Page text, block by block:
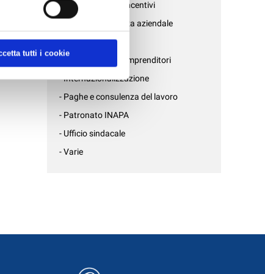
tutti i cookie
- Credito, bandi e incentivi
- Fisco e consulenza aziendale
- Formazione
- Gruppo Giovani Imprenditori
- Internazionalizzazione
- Paghe e consulenza del lavoro
- Patronato INAPA
- Ufficio sindacale
- Varie